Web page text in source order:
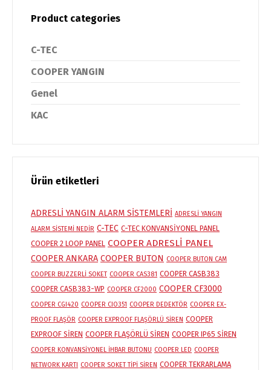
Product categories
C-TEC
COOPER YANGIN
Genel
KAC
Ürün etiketleri
ADRESLİ YANGIN ALARM SİSTEMLERİ ADRESLİ YANGIN
ALARM SİSTEMİ NEDİR C-TEC C-TEC KONVANSİYONEL PANEL
COOPER 2 LOOP PANEL COOPER ADRESLİ PANEL
COOPER ANKARA COOPER BUTON COOPER BUTON CAM
COOPER BUZZERLİ SOKET COOPER CAS381 COOPER CASB383
COOPER CASB383-WP COOPER CF2000 COOPER CF3000
COOPER CGI420 COOPER CIO351 COOPER DEDEKTÖR COOPER EX-
PROOF FLAŞÖR COOPER EXPROOF FLAŞÖRLÜ SİREN COOPER
EXPROOF SİREN COOPER FLAŞÖRLÜ SİREN COOPER IP65 SİREN
COOPER KONVANSİYONEL İHBAR BUTONU COOPER LED COOPER
NETWORK KARTI COOPER SOKET TİPİ SİREN COOPER TEKRARLAMA